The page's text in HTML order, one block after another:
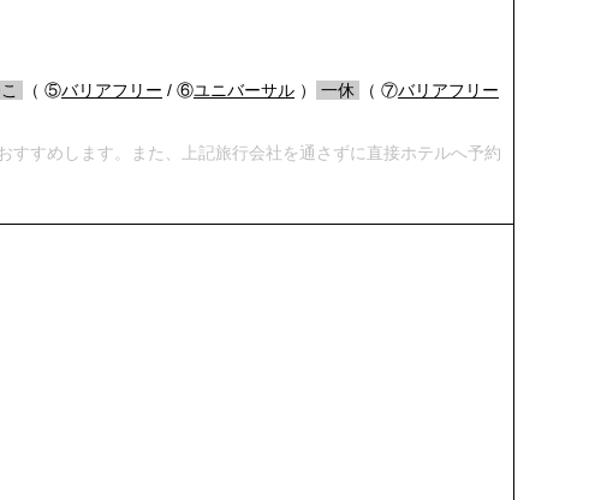
（ ⑤バリアフリー / ⑥ユニバーサル ） 一休 （ ⑦バリアフリー
すめします。また、上記旅行会社を通さずに直接ホテルへ予約